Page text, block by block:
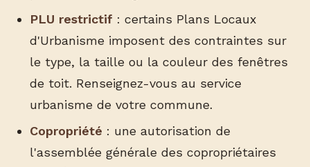
PLU restrictif : certains Plans Locaux
d'Urbanisme imposent des contraintes sur
le type, la taille ou la couleur des fenêtres
de toit. Renseignez-vous au service
urbanisme de votre commune.
Copropriété : une autorisation de
l'assemblée générale des copropriétaires